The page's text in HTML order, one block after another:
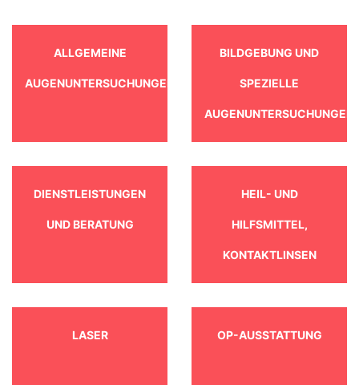
ALLGEMEINE
AUGENUNTERSUCHUNGEN
BILDGEBUNG UND
SPEZIELLE
AUGENUNTERSUCHUNGEN
DIENSTLEISTUNGEN
UND BERATUNG
HEIL- UND
HILFSMITTEL,
KONTAKTLINSEN
LASER OP-AUSSTATTUNG